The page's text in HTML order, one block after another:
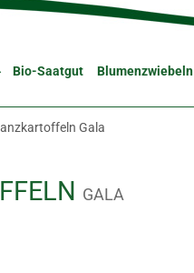
for "Saatgut"
Bio-Saatgut Blumenzwiebeln
Gala
GALA